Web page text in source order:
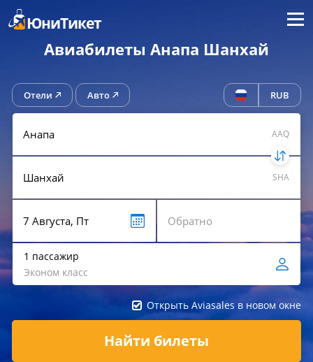
ЮниТикет Меню
Авиабилеты Анапа Шанхай
Отели Авто RUB
AAQ
SHA
1 пассажир
Эконом класс
Открыть Aviasales в новом окне
Найти билеты